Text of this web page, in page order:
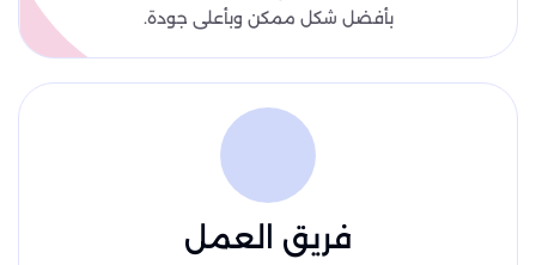
بأفضل شكل ممكن وبأعلى جودة.
فريق العمل